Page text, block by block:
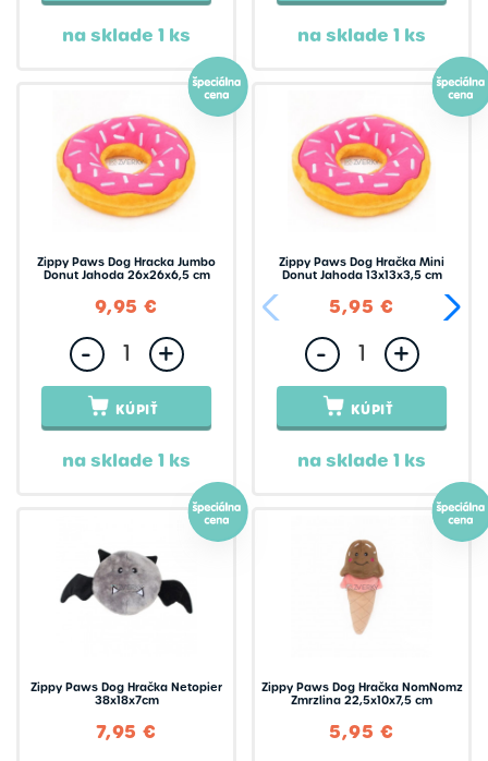
na sklade 1 ks na sklade 1 ks
Zippy Paws Dog Hracka Jumbo
Donut Jahoda 26x26x6,5 cm
9,95 €
- +
KÚPIŤ
na sklade 1 ks
Zippy Paws Dog Hračka Mini
Donut Jahoda 13x13x3,5 cm
5,95 €
- +
KÚPIŤ
na sklade 1 ks
Zippy Paws Dog Hračka Netopier
38x18x7cm
7,95 €
Zippy Paws Dog Hračka NomNomz
Zmrzlina 22,5x10x7,5 cm
5,95 €